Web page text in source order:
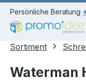
springen
Persönliche Beratung
Sortiment
Waterman